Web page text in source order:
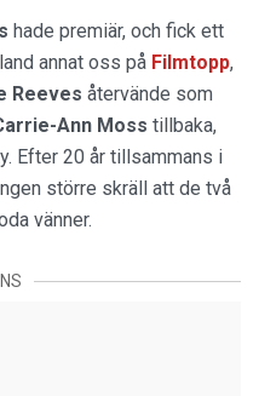
hade premiär, och fick ett
annat oss på Filmtopp,
Reeves återvände som
Ann Moss tillbaka,
Efter 20 år tillsammans i
större skräll att de två
vänner.